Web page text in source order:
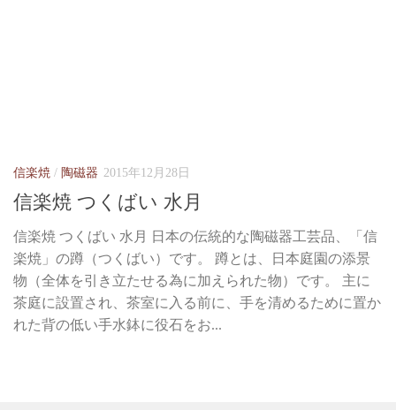
信楽焼 / 陶磁器 2015年12月28日
信楽焼 つくばい 水月
信楽焼 つくばい 水月 日本の伝統的な陶磁器工芸品、「信
楽焼」の蹲（つくばい）です。 蹲とは、日本庭園の添景
物（全体を引き立たせる為に加えられた物）です。 主に
茶庭に設置され、茶室に入る前に、手を清めるために置か
れた背の低い手水鉢に役石をお...